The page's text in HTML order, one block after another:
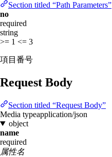
Section titled “Path Parameters”
no
required
string
>= 1 <= 3
項目番号
Request Body
Section titled “Request Body”
Media typeapplication/json
object
name
required
属性名